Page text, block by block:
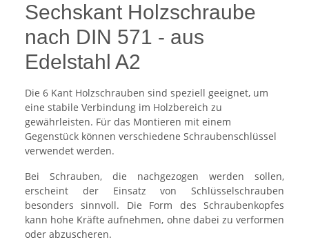
Sechskant Holzschraube
nach DIN 571 - aus
Edelstahl A2
Die 6 Kant Holzschrauben sind speziell geeignet, um
eine stabile Verbindung im Holzbereich zu
gewährleisten. Für das Montieren mit einem
Gegenstück können verschiedene Schraubenschlüssel
verwendet werden.
Bei Schrauben, die nachgezogen werden sollen,
erscheint der Einsatz von Schlüsselschrauben
besonders sinnvoll. Die Form des Schraubenkopfes
kann hohe Kräfte aufnehmen, ohne dabei zu verformen
oder abzuscheren.